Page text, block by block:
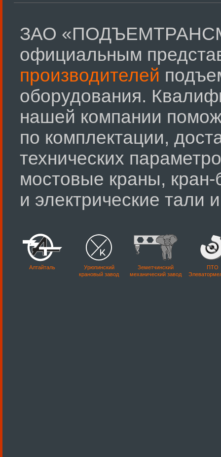
ЗАО
официальным
производителей
оборудования.
нашей компании
по комплектации,
технических
мостовые краны,
и электрические тали
Алтайталь
Урюпинский
крановый завод
Земетчинский
механический завод
ПТО